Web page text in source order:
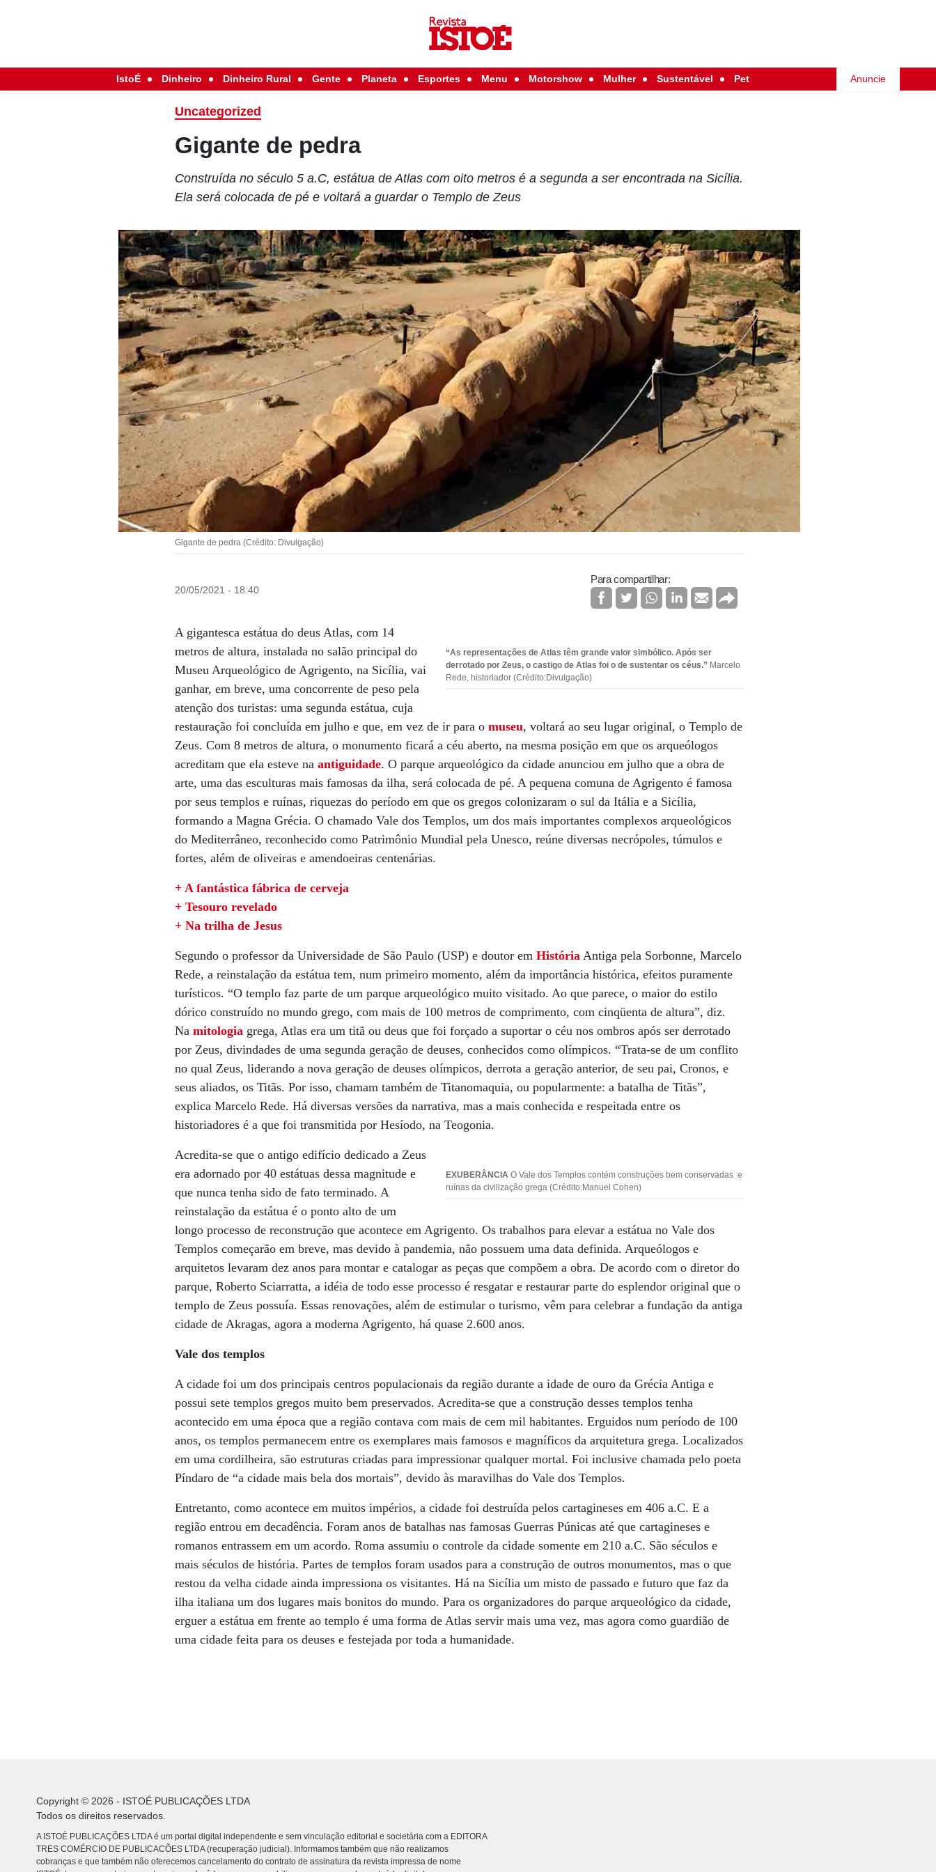
IstoÉ Dinheiro Dinheiro Rural Gente Planeta Esportes Menu Motorshow Mulher Sustentável Pet Anuncie
Uncategorized
Gigante de pedra
Construída no século 5 a.C, estátua de Atlas com oito metros é a segunda a ser encontrada na Sicília.
Ela será colocada de pé e voltará a guardar o Templo de Zeus
Gigante de pedra (Crédito: Divulgação)
20/05/2021 - 18:40
Para compartilhar:
“As representações de Atlas têm grande valor simbólico. Após ser
derrotado por Zeus, o castigo de Atlas foi o de sustentar os céus.” Marcelo
Rede, historiador (Crédito:Divulgação)
A gigantesca estátua do deus Atlas, com 14
metros de altura, instalada no salão principal do
Museu Arqueológico de Agrigento, na Sicília, vai
ganhar, em breve, uma concorrente de peso pela
atenção dos turistas: uma segunda estátua, cuja
restauração foi concluída em julho e que, em vez de ir para omuseu, voltará ao seu lugar original, o Templo de
Zeus. Com 8 metros de altura, o monumento ficará a céu aberto, na mesma posição em que os arqueólogos
acreditam que ela esteve naantiguidade. O parque arqueológico da cidade anunciou em julho que a obra de
arte, uma das esculturas mais famosas da ilha, será colocada de pé. A pequena comuna de Agrigento é famosa
por seus templos e ruínas, riquezas do período em que os gregos colonizaram o sul da Itália e a Sicília,
formando a Magna Grécia. O chamado Vale dos Templos, um dos mais importantes complexos arqueológicos
do Mediterrâneo, reconhecido como Patrimônio Mundial pela Unesco, reúne diversas necrópoles, túmulos e
fortes, além de oliveiras e amendoeiras centenárias.
+ A fantástica fábrica de cerveja
+ Tesouro revelado
+ Na trilha de Jesus
Segundo o professor da Universidade de São Paulo (USP) e doutor emHistória Antiga pela Sorbonne, Marcelo
Rede, a reinstalação da estátua tem, num primeiro momento, além da importância histórica, efeitos puramente
turísticos. “O templo faz parte de um parque arqueológico muito visitado. Ao que parece, o maior do estilo
dórico construído no mundo grego, com mais de 100 metros de comprimento, com cinqüenta de altura”, diz.
Namitologia grega, Atlas era um titã ou deus que foi forçado a suportar o céu nos ombros após ser derrotado
por Zeus, divindades de uma segunda geração de deuses, conhecidos como olímpicos. “Trata-se de um conflito
no qual Zeus, liderando a nova geração de deuses olímpicos, derrota a geração anterior, de seu pai, Cronos, e
seus aliados, os Titãs. Por isso, chamam também de Titanomaquia, ou popularmente: a batalha de Titãs”,
explica Marcelo Rede. Há diversas versões da narrativa, mas a mais conhecida e respeitada entre os
historiadores é a que foi transmitida por Hesíodo, na Teogonia.
EXUBERÂNCIAO Vale dos Templos contém construções bem conservadas e
ruínas da civilização grega (Crédito:Manuel Cohen)
Acredita-se que o antigo edifício dedicado a Zeus
era adornado por 40 estátuas dessa magnitude e
que nunca tenha sido de fato terminado. A
reinstalação da estátua é o ponto alto de um
longo processo de reconstrução que acontece em Agrigento. Os trabalhos para elevar a estátua no Vale dos
Templos começarão em breve, mas devido à pandemia, não possuem uma data definida. Arqueólogos e
arquitetos levaram dez anos para montar e catalogar as peças que compõem a obra. De acordo com o diretor do
parque, Roberto Sciarratta, a idéia de todo esse processo é resgatar e restaurar parte do esplendor original que o
templo de Zeus possuía. Essas renovações, além de estimular o turismo, vêm para celebrar a fundação da antiga
cidade de Akragas, agora a moderna Agrigento, há quase 2.600 anos.
Vale dos templos
A cidade foi um dos principais centros populacionais da região durante a idade de ouro da Grécia Antiga e
possui sete templos gregos muito bem preservados. Acredita-se que a construção desses templos tenha
acontecido em uma época que a região contava com mais de cem mil habitantes. Erguidos num período de 100
anos, os templos permanecem entre os exemplares mais famosos e magníficos da arquitetura grega. Localizados
em uma cordilheira, são estruturas criadas para impressionar qualquer mortal. Foi inclusive chamada pelo poeta
Píndaro de “a cidade mais bela dos mortais”, devido às maravilhas do Vale dos Templos.
Entretanto, como acontece em muitos impérios, a cidade foi destruída pelos cartagineses em 406 a.C. E a
região entrou em decadência. Foram anos de batalhas nas famosas Guerras Púnicas até que cartagineses e
romanos entrassem em um acordo. Roma assumiu o controle da cidade somente em 210 a.C. São séculos e
mais séculos de história. Partes de templos foram usados para a construção de outros monumentos, mas o que
restou da velha cidade ainda impressiona os visitantes. Há na Sicília um misto de passado e futuro que faz da
ilha italiana um dos lugares mais bonitos do mundo. Para os organizadores do parque arqueológico da cidade,
erguer a estátua em frente ao templo é uma forma de Atlas servir mais uma vez, mas agora como guardião de
uma cidade feita para os deuses e festejada por toda a humanidade.
Copyright © 2026 - ISTOÉ PUBLICAÇÕES LTDA
Todos os direitos reservados.
A ISTOÉ PUBLICAÇÕES LTDA é um portal digital independente e sem vinculação editorial e societária com a EDITORA
TRES COMÉRCIO DE PUBLICACÕES LTDA (recuperação judicial). Informamos também que não realizamos
cobranças e que também não oferecemos cancelamento do contrato de assinatura da revista impressa de nome